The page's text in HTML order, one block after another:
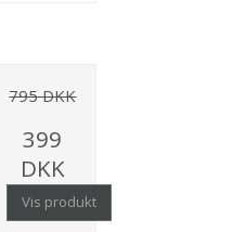
795 DKK
399
DKK
Vis produkt